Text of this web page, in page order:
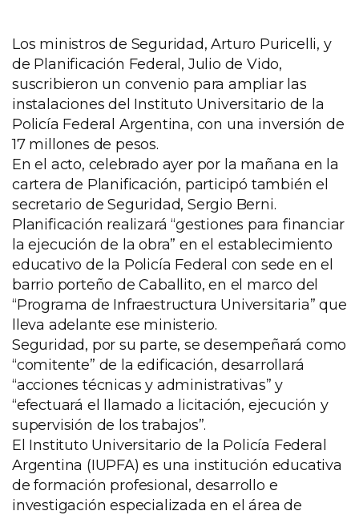
Los ministros de Seguridad, Arturo Puricelli, y
de Planificación Federal, Julio de Vido,
suscribieron un convenio para ampliar las
instalaciones del Instituto Universitario de la
Policía Federal Argentina, con una inversión de
17 millones de pesos.
En el acto, celebrado ayer por la mañana en la
cartera de Planificación, participó también el
secretario de Seguridad, Sergio Berni.
Planificación realizará “gestiones para financiar
la ejecución de la obra” en el establecimiento
educativo de la Policía Federal con sede en el
barrio porteño de Caballito, en el marco del
“Programa de Infraestructura Universitaria” que
lleva adelante ese ministerio.
Seguridad, por su parte, se desempeñará como
“comitente” de la edificación, desarrollará
“acciones técnicas y administrativas” y
“efectuará el llamado a licitación, ejecución y
supervisión de los trabajos”.
El Instituto Universitario de la Policía Federal
Argentina (IUPFA) es una institución educativa
de formación profesional, desarrollo e
investigación especializada en el área de